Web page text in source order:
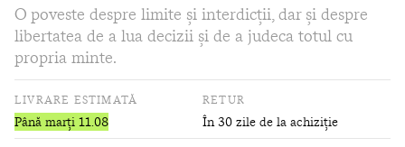
O poveste despre limite și interdicții, dar și despre
libertatea de a lua decizii și de a judeca totul cu
propria minte.
LIVRARE ESTIMATĂ
Până marți 11.08
RETUR
În 30 zile de la achiziție